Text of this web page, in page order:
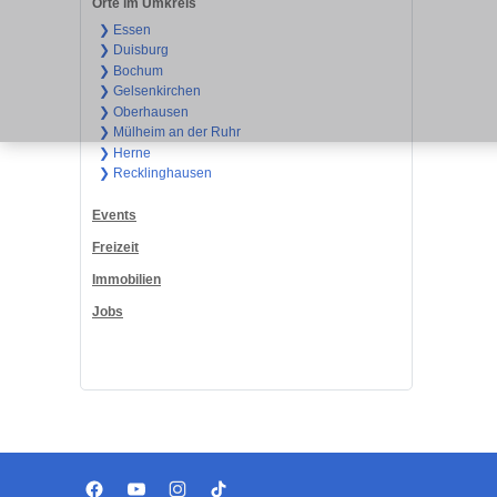
❯ Essen
❯ Duisburg
❯ Bochum
❯ Gelsenkirchen
❯ Oberhausen
❯ Mülheim an der Ruhr
❯ Herne
❯ Recklinghausen
Events
Freizeit
Immobilien
Jobs